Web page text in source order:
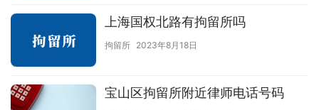
上海国权北路有拘留所吗
拘留所 2023年8月18日
宝山区拘留所附近律师电话号码